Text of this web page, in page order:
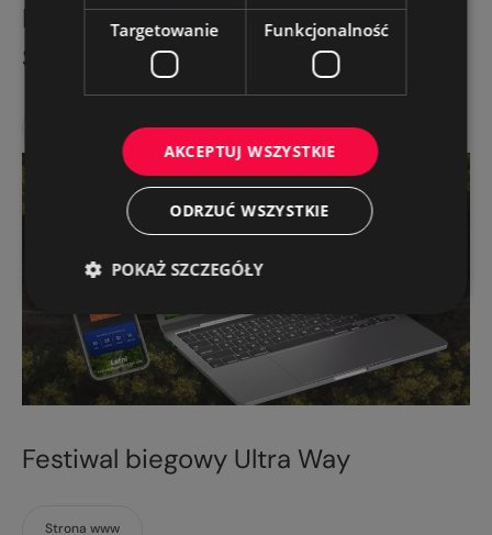
Legostal — konstrukcje stalowe na
Skandynawię
Festiwal biegowy Ultra Way
Strona www
Targetowanie Funkcjonalność
AKCEPTUJ WSZYSTKIE
ODRZUĆ WSZYSTKIE
POKAŻ SZCZEGÓŁY